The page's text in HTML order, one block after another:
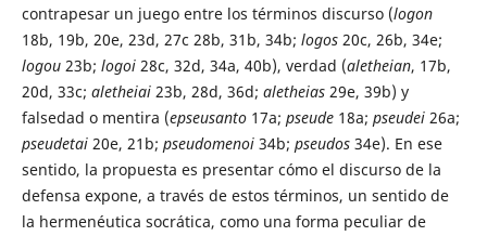
contrapesar un juego entre los términos discurso (logon
18b, 19b, 20e, 23d, 27c 28b, 31b, 34b; logos 20c, 26b, 34e;
logou 23b; logoi 28c, 32d, 34a, 40b), verdad (aletheian, 17b,
20d, 33c; aletheiai23b, 28d, 36d; aletheias29e, 39b) y
falsedad o mentira (epseusanto17a; pseude18a; pseudei26a;
pseudetai20e, 21b; pseudomenoi34b; pseudos34e). En ese
sentido, la propuesta es presentar cómo el discurso de la
defensa expone, a través de estos términos, un sentido de
la hermenéutica socrática, como una forma peculiar de